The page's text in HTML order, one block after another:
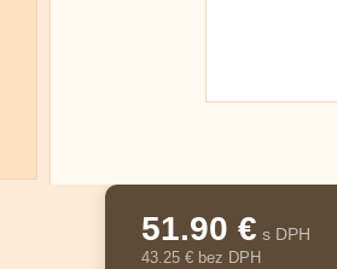
51.90 € s DPH
43.25 € bez DPH